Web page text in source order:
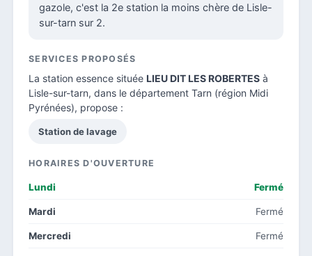
gazole, c'est la 2e station la moins chère de Lisle-
sur-tarn sur 2.
SERVICES PROPOSÉS
La station essence située LIEU DIT LES ROBERTES à
Lisle-sur-tarn, dans le département Tarn (région Midi
Pyrénées), propose :
Station de lavage
HORAIRES D'OUVERTURE
Lundi Fermé
Mardi Fermé
Mercredi Fermé